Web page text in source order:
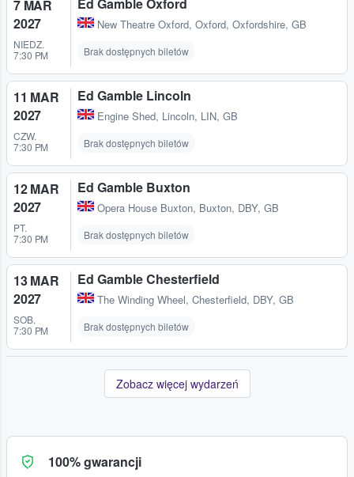
7 MAR
2027
NIEDZ.
7:30 PM
New Theatre Oxford, Oxford, Oxfordshire, GB
Brak dostępnych biletów
11 MAR
2027
CZW.
7:30 PM
Ed Gamble Lincoln
Engine Shed, Lincoln, LIN, GB
Brak dostępnych biletów
12 MAR
2027
PT.
7:30 PM
Ed Gamble Buxton
Opera House Buxton, Buxton, DBY, GB
Brak dostępnych biletów
13 MAR
2027
SOB.
7:30 PM
Ed Gamble Chesterfield
The Winding Wheel, Chesterfield, DBY, GB
Brak dostępnych biletów
Zobacz więcej wydarzeń
100% gwarancji